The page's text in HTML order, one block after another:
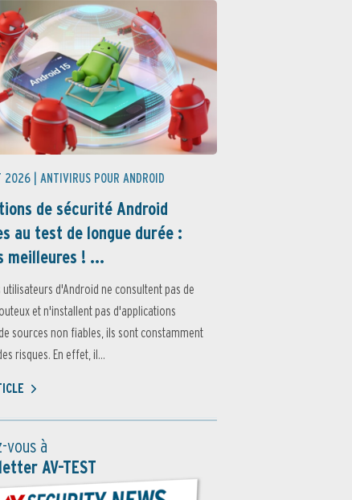
2026 | ANTIVIRUS POUR ANDROID
de sécurité Android
au test de longue durée :
meilleures ! ...
utilisateurs d'Android ne consultent pas de
et n'installent pas d'applications
sources non fiables, ils sont constamment
risques. En effet, il...
vous à
AV-TEST